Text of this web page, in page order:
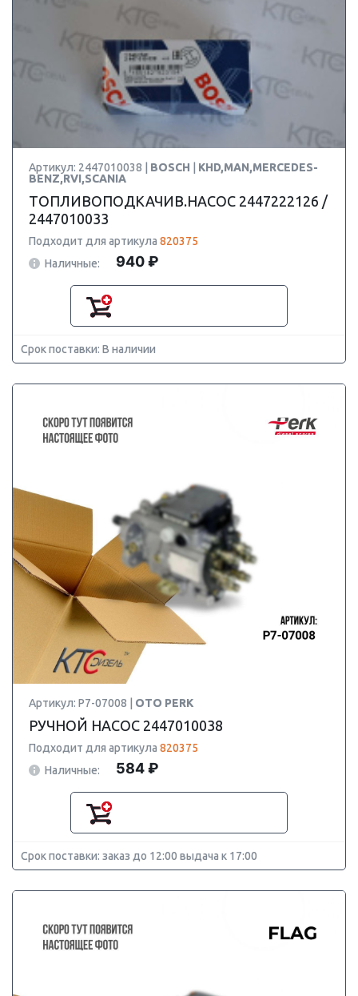
Артикул: 2447010038 | BOSCH
KHD,MAN,MERCEDES-
BENZ,RVI,SCANIA
ТОПЛИВОПОДКАЧИВ.НАСОС 2447222126 /
2447010033
Подходит для артикула 820375
Наличные:
940 ₽
Срок поставки: В наличии
Артикул: P7-07008 | OTO PERK
РУЧНОЙ НАСОС 2447010038
Подходит для артикула 820375
Наличные:
584 ₽
Срок поставки: заказ до 12:00 выдача к 17:00